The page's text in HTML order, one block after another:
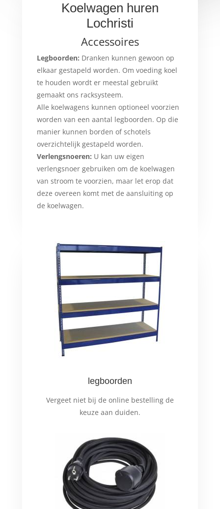
Koelwagen huren
Lochristi
Accessoires
Legboorden: Dranken kunnen gewoon op
elkaar gestapeld worden. Om voeding koel
te houden wordt er meestal gebruikt
gemaakt ons racksysteem.
Alle koelwagens kunnen optioneel voorzien
worden van een aantal legboorden. Op die
manier kunnen borden of schotels
overzichtelijk gestapeld worden.
Verlengsnoeren: U kan uw eigen
verlengsnoer gebruiken om de koelwagen
van stroom te voorzien, maar let erop dat
deze overeen komt met de aansluiting op
de koelwagen.
legboorden
Vergeet niet bij de online bestelling de
keuze aan duiden.